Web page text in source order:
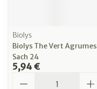
Biolys
Biolys The Vert Agrumes
Sach 24
5,94 €